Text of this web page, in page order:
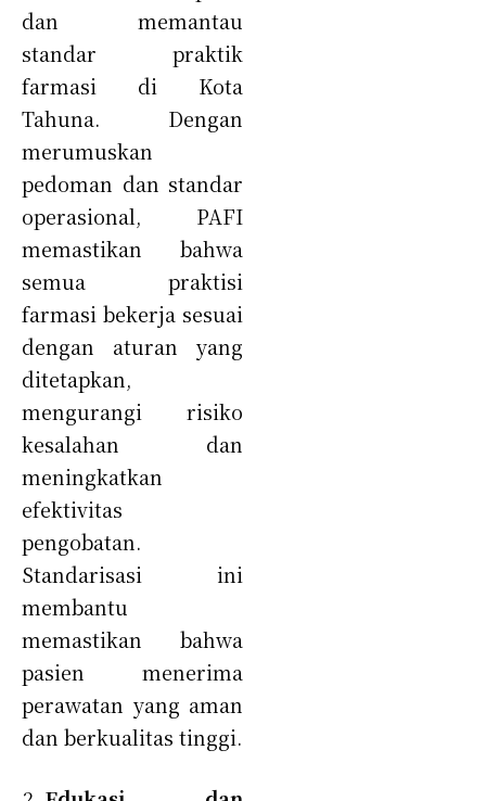
dan memantau
standar praktik
farmasi di Kota
Tahuna. Dengan
merumuskan
pedoman dan standar
operasional, PAFI
memastikan bahwa
semua praktisi
farmasi bekerja sesuai
dengan aturan yang
ditetapkan,
mengurangi risiko
kesalahan dan
meningkatkan
efektivitas
pengobatan.
Standarisasi ini
membantu
memastikan bahwa
pasien menerima
perawatan yang aman
dan berkualitas tinggi.